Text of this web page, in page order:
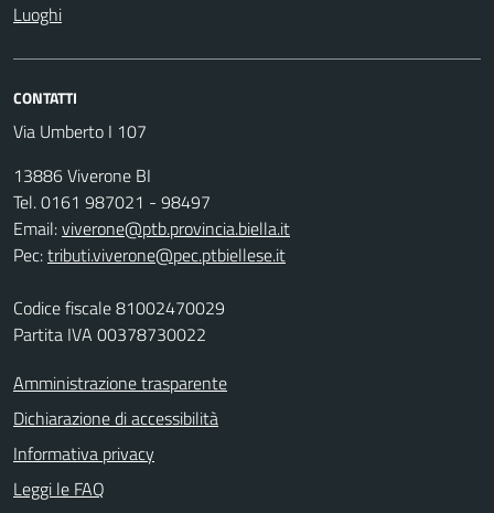
Luoghi
CONTATTI
Via Umberto I 107
13886 Viverone BI
Tel. 0161 987021 - 98497
Email:viverone@ptb.provincia.biella.it
Pec:tributi.viverone@pec.ptbiellese.it
Codice fiscale 81002470029
Partita IVA 00378730022
Amministrazione trasparente
Dichiarazione di accessibilità
Informativa privacy
Leggi le FAQ